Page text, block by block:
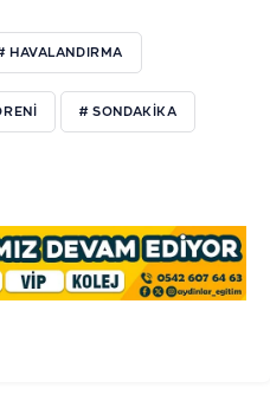
HAVALANDIRMA
# SONDAKIKA